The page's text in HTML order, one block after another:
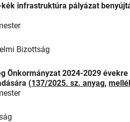
infrastruktúra pályázat
Bizottság
2024-2029 évekre
(137/2025. sz. anyag,